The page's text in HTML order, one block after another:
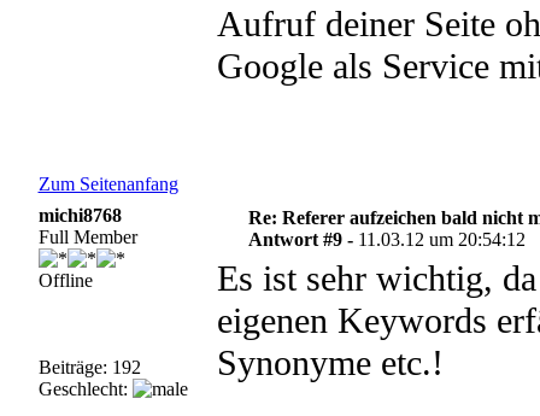
Aufruf deiner Seite
Google als Service
Zum Seitenanfang
michi8768
Full Member
Offline
Beiträge: 192
Geschlecht:
Re: Referer aufzeichen bald nicht
Antwort #9 - 11.03.12 um 20:54:12
Es ist sehr wichtig,
eigenen Keywords
Synonyme etc.!